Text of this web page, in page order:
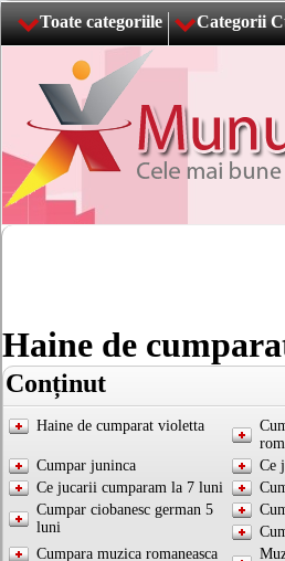
Toate categoriile Categorii
Haine de
Conținut
Haine de cumparat violetta
Cumpar juninca
Ce
Ce jucarii cumparam la 7 luni
Cumpar ciobanesc german 5
luni
Cumpara muzica romaneasca